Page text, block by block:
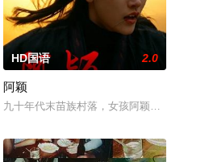
忆，男友迈克尔也随之失踪。更诡异的是
HD国语 2.0
阿颖
九十年代末苗族村落，女孩阿颖反抗包办